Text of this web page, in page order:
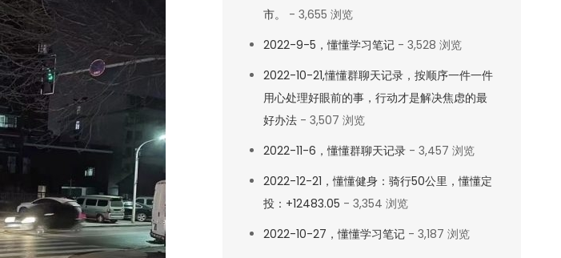
市。
- 3,655 浏览
2022-9-5，懂懂学习笔记- 3,528 浏览
2022-10-21,懂懂群聊天记录，按顺序一件一件
用心处理好眼前的事，行动才是解决焦虑的最
好办法- 3,507 浏览
2022-11-6，懂懂群聊天记录- 3,457 浏览
2022-12-21，懂懂健身：骑行50公里，懂懂定
投：+12483.05 - 3,354 浏览
2022-10-27，懂懂学习笔记- 3,187 浏览